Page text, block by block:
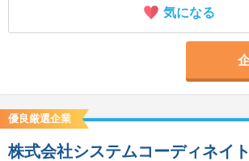
気になる
優良厳選企業
株式会社システムコーディネイト